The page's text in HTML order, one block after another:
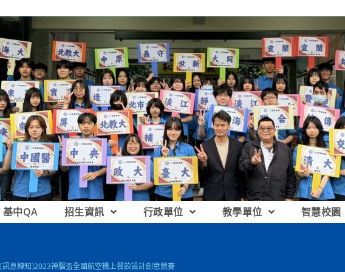
基中QA 招生資訊 行政單位 教學單位 智慧校園
[訊息轉知]2023神腦盃全國航空機上餐飲設計創意競賽